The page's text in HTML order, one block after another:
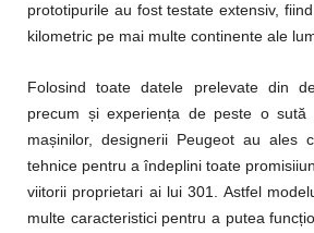
prototipurile au fost testate extensiv,
kilometric pe mai multe continente ale
Folosind toate datele prelevate din
precum și experiența de peste o
mașinilor, designerii Peugeot au ales
tehnice pentru a îndeplini toate
viitorii proprietari ai lui 301. Astfel
multe caracteristici pentru a putea